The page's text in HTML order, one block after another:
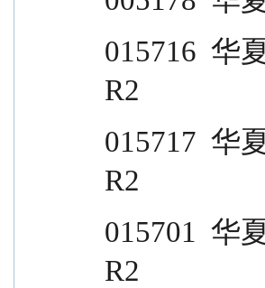
015716  华
R2
015717  华
R2
015701  华
R2